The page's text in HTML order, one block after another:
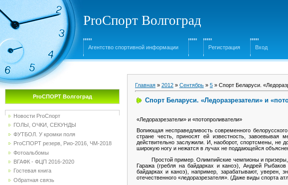
ProСпорт Волгоград
Агентство спортивной информации Регистрация Вход
ProСПОРТ Волгоград
Новости ProСпорт
ГОЛЫ, ОЧКИ, СЕКУНДЫ
ФУТБОЛ. У кромки поля
ProСПОРТ резерв, Рио-2016, ЧМ-2018
Фотоальбомы
ВГАФК - ФЦП 2016-2020
Гостевая книга
Обратная связь
Главная » 2012 » Сентябрь » 5 » Спорт Беларуси.
Спорт Беларуси. «Ледоразрезатели» и
«Ледоразрезатели» и «потопроливатели»
Вопиющая несправедливость современного
стране честь, приносят ей известность, завоевывая
действительно заслужили. И, наоборот, спортсмены, не
широкую ногу и нежатся в лучах не поддающейся
Простой пример. Олимпийские чемпионы и призеры,
Гаража (гребля на байдарках и каноэ), Андрей
байдарках и каноэ), например, зарабатывают, уверен,
отечественного «ледоразрезателя». (Даже виды спорта